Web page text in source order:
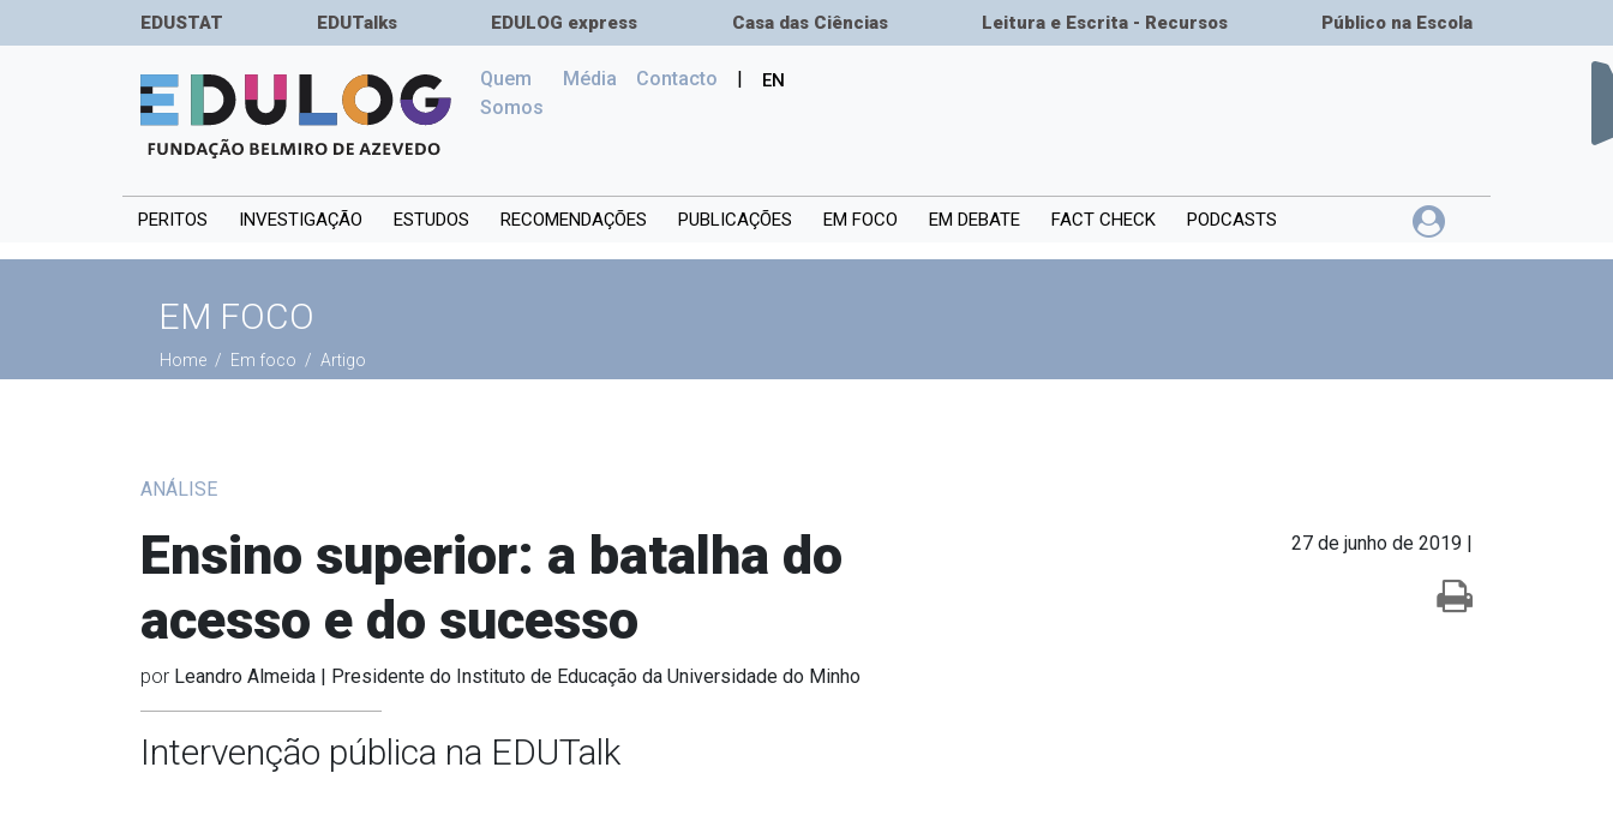
EDUSTAT EDUTalks EDULOG express Casa das Ciências Leitura e Escrita - Recursos Público na Escola
Quem
Somos
Média Сontacto | EN
PERITOS INVESTIGAÇÃO ESTUDOS RECOMENDAÇÕES PUBLICAÇÕES EM FOCO EM DEBATE FACT CHECK PODCASTS
EM FOCO
Home Em foco Artigo
ANÁLISE
Ensino superior: a batalha do
acesso e do sucesso
por Leandro Almeida | Presidente do Instituto de Educação da Universidade do Minho
27 de junho de 2019 |
Intervenção pública na EDUTalk